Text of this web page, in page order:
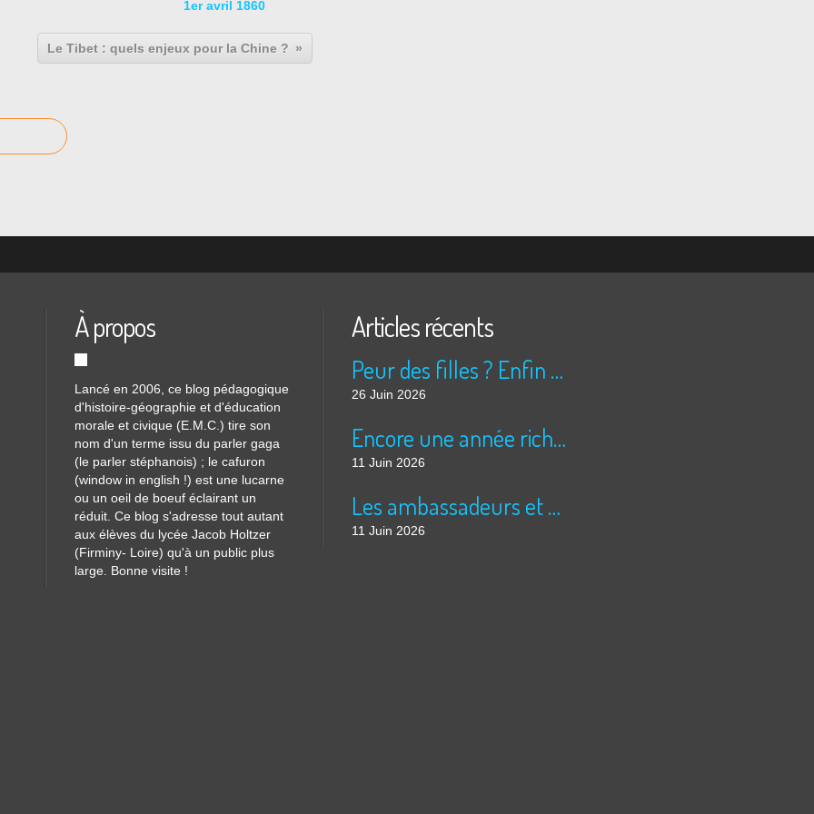
1er avril 1860
Le Tibet : quels enjeux pour la Chine ?
À propos
Lancé en 2006, ce blog pédagogique
d'histoire-géographie et d'éducation
morale et civique (E.M.C.) tire son
nom d'un terme issu du parler gaga
(le parler stéphanois) ; le cafuron
(window in english !) est une lucarne
ou un oeil de boeuf éclairant un
réduit. Ce blog s'adresse tout autant
aux élèves du lycée Jacob Holtzer
(Firminy- Loire) qu'à un public plus
large. Bonne visite !
Articles récents
Peur des filles ? Enfin rassuré ?
26 Juin 2026
Encore une année riche en cinéma pour Super 8 !
11 Juin 2026
Les ambassadeurs et SUPER 8 - La solidarité en action
11 Juin 2026